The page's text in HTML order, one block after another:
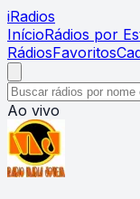
iRadios
InícioRádios por
RádiosFavoritos
Ao vivo